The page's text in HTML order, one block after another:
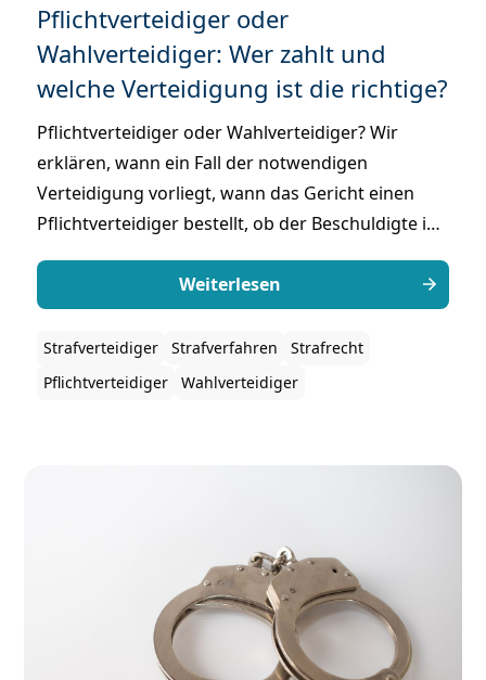
Pflichtverteidiger oder
Wahlverteidiger: Wer zahlt und
welche Verteidigung ist die richtige?
Pflichtverteidiger oder Wahlverteidiger? Wir
erklären, wann ein Fall der notwendigen
Verteidigung vorliegt, wann das Gericht einen
Pflichtverteidiger bestellt, ob der Beschuldigte ihn
Weiterlesen
Strafverteidiger Strafverfahren
Strafrecht
Pflichtverteidiger
Wahlverteidiger